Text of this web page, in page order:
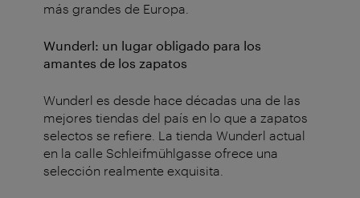
más grandes de Europa.
Wunderl: un lugar obligado para los
amantes de los zapatos
Wunderl es desde hace décadas una de las
mejores tiendas del país en lo que a zapatos
selectos se refiere. La tienda Wunderl actual
en la calle Schleifmühlgasse ofrece una
selección realmente exquisita.